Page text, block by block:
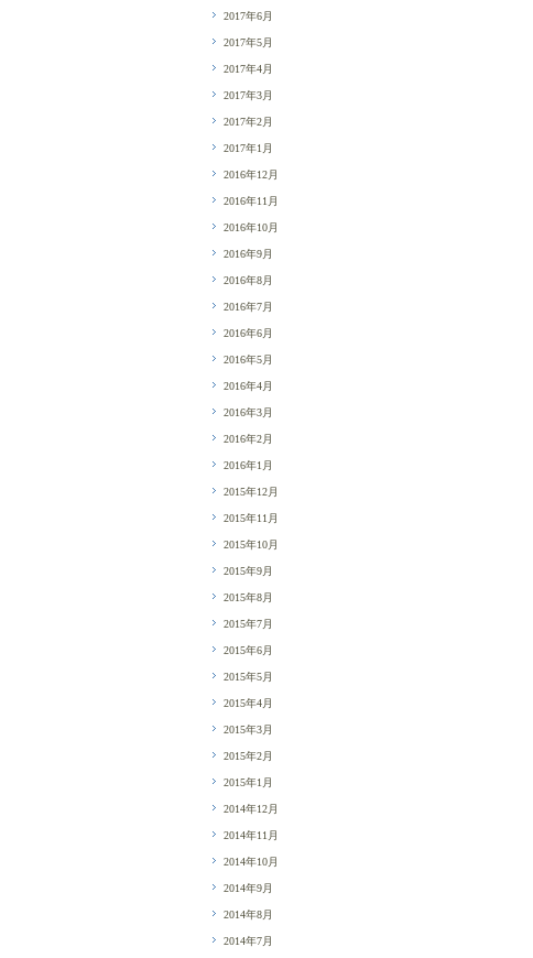
2017年6月
2017年5月
2017年4月
2017年3月
2017年2月
2017年1月
2016年12月
2016年11月
2016年10月
2016年9月
2016年8月
2016年7月
2016年6月
2016年5月
2016年4月
2016年3月
2016年2月
2016年1月
2015年12月
2015年11月
2015年10月
2015年9月
2015年8月
2015年7月
2015年6月
2015年5月
2015年4月
2015年3月
2015年2月
2015年1月
2014年12月
2014年11月
2014年10月
2014年9月
2014年8月
2014年7月